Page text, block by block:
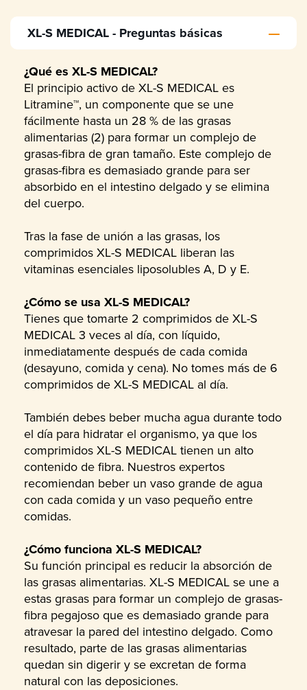
XL-S MEDICAL - Preguntas básicas
¿Qué es XL-S MEDICAL?
El principio activo de XL-S MEDICAL es
Litramine™, un componente que se une
fácilmente hasta un 28 % de las grasas
alimentarias (2) para formar un complejo de
grasas-fibra de gran tamaño. Este complejo de
grasas-fibra es demasiado grande para ser
absorbido en el intestino delgado y se elimina
del cuerpo.
Tras la fase de unión a las grasas, los
comprimidos XL-S MEDICAL liberan las
vitaminas esenciales liposolubles A, D y E.
¿Cómo se usa XL-S MEDICAL?
Tienes que tomarte 2 comprimidos de XL-S
MEDICAL 3 veces al día, con líquido,
inmediatamente después de cada comida
(desayuno, comida y cena). No tomes más de 6
comprimidos de XL-S MEDICAL al día.
También debes beber mucha agua durante todo
el día para hidratar el organismo, ya que los
comprimidos XL-S MEDICAL tienen un alto
contenido de fibra. Nuestros expertos
recomiendan beber un vaso grande de agua
con cada comida y un vaso pequeño entre
comidas.
¿Cómo funciona XL-S MEDICAL?
Su función principal es reducir la absorción de
las grasas alimentarias. XL-S MEDICAL se une a
estas grasas para formar un complejo de grasas-
fibra pegajoso que es demasiado grande para
atravesar la pared del intestino delgado. Como
resultado, parte de las grasas alimentarias
quedan sin digerir y se excretan de forma
natural con las deposiciones.